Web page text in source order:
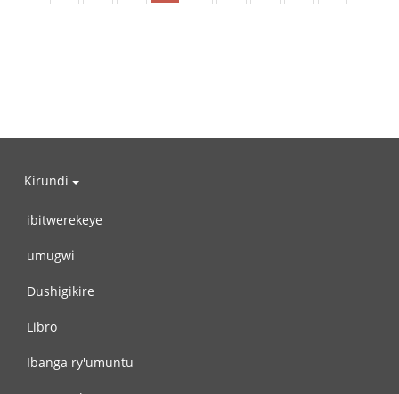
Kirundi
ibitwerekeye
umugwi
Dushigikire
Libro
Ibanga ry'umuntu